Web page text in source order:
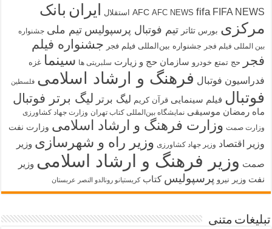
AFC AFC NEWS fifa FIFA NEWS استقلال ایران بانک
مرکزی بورس تئاتر تیم فوتبال پرسپولیس تیم ملی جشنواره
بین المللی فیلم فجر
جشنواره بین‌المللی فیلم فجر جشنواره فیلم
فجر
حج تمتع خودرو سازمان حج و زیارت سلبریتی ها سینما غزه
فدراسیون فوتبال فرهنگ و ارشاد اسلامی فلسطین
فوتبال فیلم سینمایی قرآن کریم لیگ برتر لیگ برتر فوتبال
ماه رمضان موسیقی نمایشگاه بین‌المللی کتاب تهران وزارت جهاد کشاورزی
وزارت صمت وزارت فرهنگ و ارشاد اسلامی وزارت نفت
وزیر اقتصاد وزیر جهاد کشاورزی وزیر راه و شهرسازی وزیر
صمت وزیر فرهنگ و ارشاد اسلامی وزیر
نفت وزیر نیرو پرسپولیس کتاب کریستیانو رونالدو النصر عربستان
تبلیغات متنی